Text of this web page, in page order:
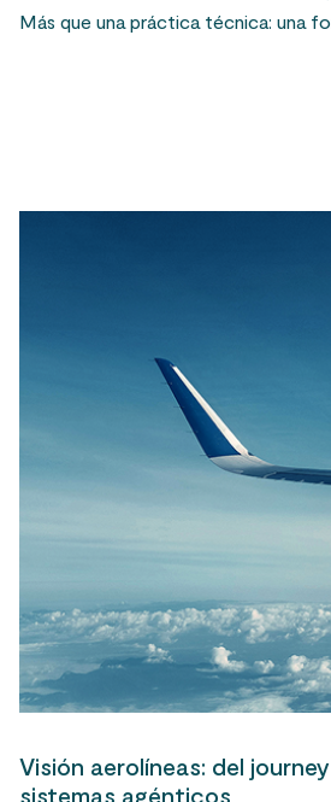
Más que una práctica técnica: una
Visión aerolíneas: del
sistemas agénticos